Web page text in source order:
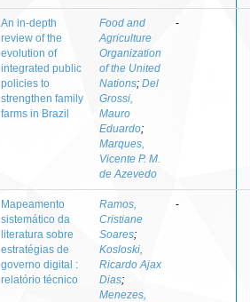
An in-depth
review of the
evolution of
integrated public
policies to
strengthen family
farms in Brazil
Food and
Agriculture
Organization
of the United
Nations; Del
Grossi,
Mauro
Eduardo;
Marques,
Vicente P. M.
de Azevedo
-
Mapeamento
sistemático da
literatura sobre
estratégias de
governo digital :
relatório técnico
Ramos,
Cristiane
Soares;
Kosloski,
Ricardo Ajax
Dias;
Menezes,
-